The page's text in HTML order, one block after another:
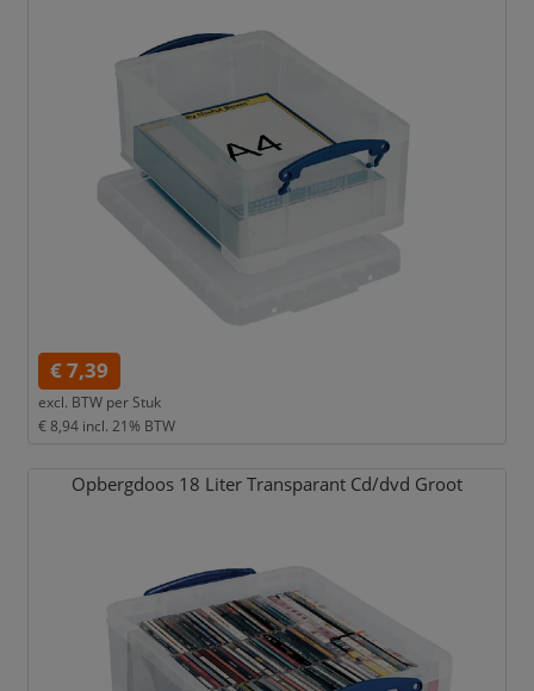
€ 7,39
excl. BTW per Stuk
€ 8,94 incl. 21% BTW
Opbergdoos 18 Liter Transparant Cd/dvd Groot